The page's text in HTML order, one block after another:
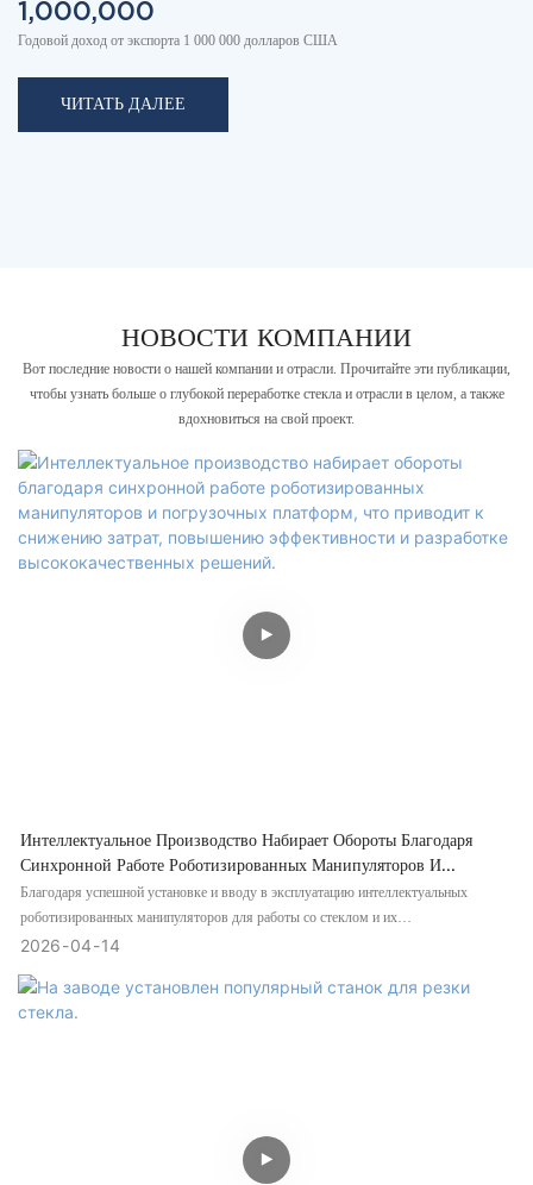
1,000,000
Годовой доход от экспорта 1 000 000 долларов США
ЧИТАТЬ ДАЛЕЕ
НОВОСТИ КОМПАНИИ
Вот последние новости о нашей компании и отрасли. Прочитайте эти публикации,
чтобы узнать больше о глубокой переработке стекла и отрасли в целом, а также
вдохновиться на свой проект.
Интеллектуальное Производство Набирает Обороты Благодаря
Синхронной Работе Роботизированных Манипуляторов И
Погрузочных Платформ, Что Приводит К Снижению Затрат,
Повышению Эффективности И Разработке Высококачественных
Решений.
Благодаря успешной установке и вводу в эксплуатацию интеллектуальных
роботизированных манипуляторов для работы со стеклом и их
синхронизированной работе с горизонтальными платформами для загрузки
производства. Эта интегрированная система автоматизации эффективно
сокращает ручной труд, укорачивает рабочие циклы, повышает точность и
2026 04 14